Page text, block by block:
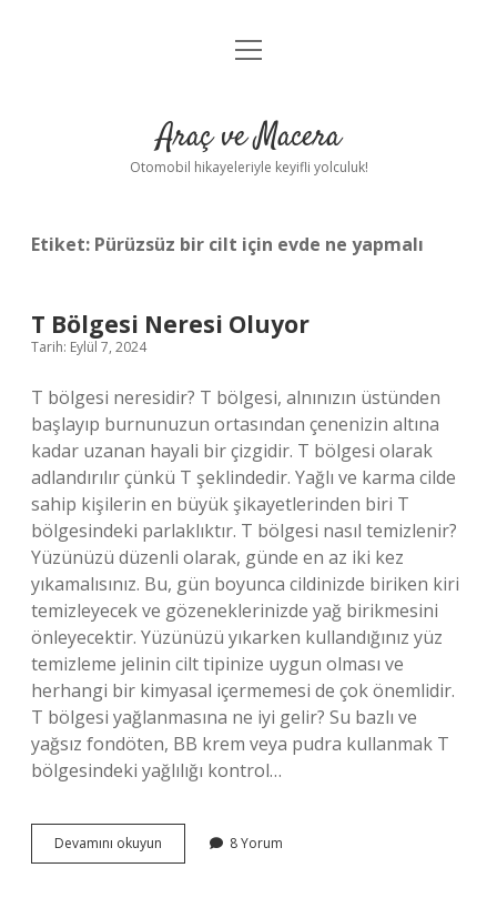
Anasayfa
Yasal Uyarı
menüyü
Araç ve Macera
Otomobil hikayeleriyle keyifli yolculuk!
Etiket: Pürüzsüz bir cilt için evde ne yapmalı
T Bölgesi Neresi Oluyor
Tarih: Eylül 7, 2024
T bölgesi neresidir? T bölgesi, alnınızın üstünden
başlayıp burnunuzun ortasından çenenizin altına
kadar uzanan hayali bir çizgidir. T bölgesi olarak
adlandırılır çünkü T şeklindedir. Yağlı ve karma cilde
sahip kişilerin en büyük şikayetlerinden biri T
bölgesindeki parlaklıktır. T bölgesi nasıl temizlenir?
Yüzünüzü düzenli olarak, günde en az iki kez
yıkamalısınız. Bu, gün boyunca cildinizde biriken kiri
temizleyecek ve gözeneklerinizde yağ birikmesini
önleyecektir. Yüzünüzü yıkarken kullandığınız yüz
temizleme jelinin cilt tipinize uygun olması ve
herhangi bir kimyasal içermemesi de çok önemlidir.
T bölgesi yağlanmasına ne iyi gelir? Su bazlı ve
yağsız fondöten, BB krem ​​veya pudra kullanmak T
bölgesindeki yağlılığı kontrol…
Devamını okuyun
Bölgesi
8 Yorum